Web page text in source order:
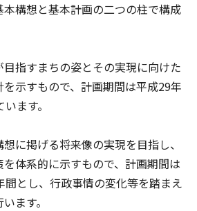
構想と基本計画の二つの柱で構成
指すまちの姿とその実現に向けた
示すもので、計画期間は平成29年
ます。
に掲げる将来像の実現を目指し、
体系的に示すもので、計画期間は
とし、行政事情の変化等を踏まえ
ます。